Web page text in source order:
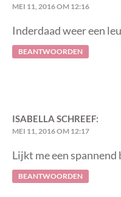
MEI 11, 2016 OM 12:16
Inderdaad weer een
BEANTWOORDEN
ISABELLA SCHREEF:
MEI 11, 2016 OM 12:17
Lijkt me een spannend
BEANTWOORDEN